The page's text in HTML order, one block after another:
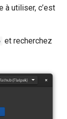
à utiliser, c’est
et recherchez